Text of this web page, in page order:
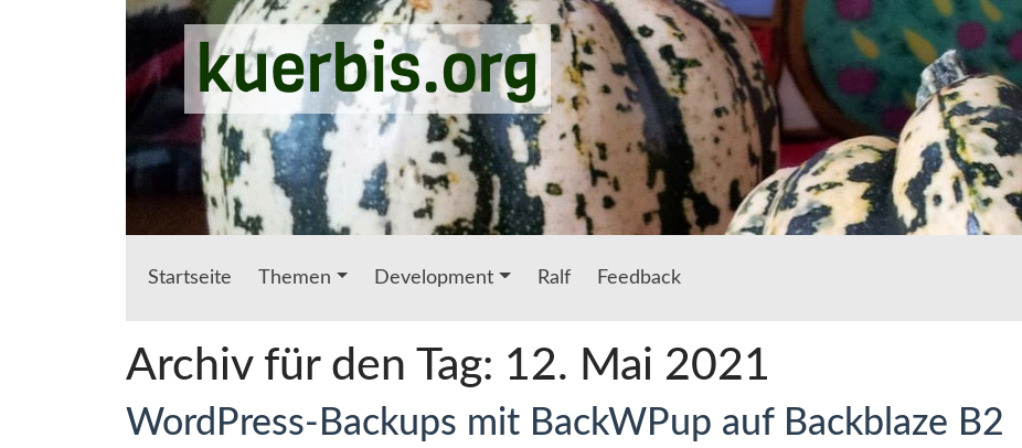
Zum Hauptinhalt springenkuerbis.org
Startseite Themen Development Ralf Feedback
Archiv für den Tag: 12. Mai 2021
WordPress-Backups mit BackWPup auf Backblaze B2